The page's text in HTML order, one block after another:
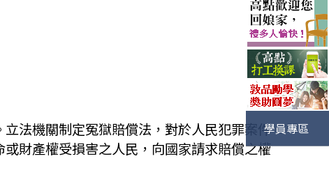
法機關制定冤獄賠償法，對於人民犯罪案件，
財產權受損害之人民，向國家請求賠償之權
學員專區